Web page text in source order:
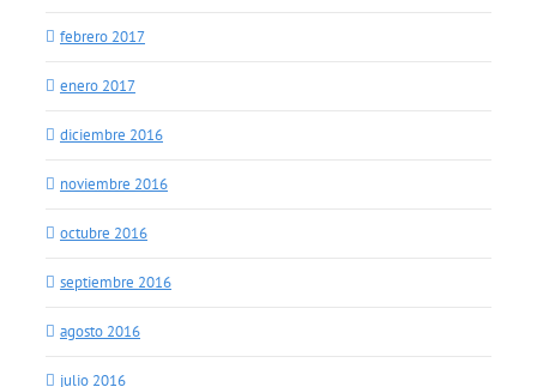
febrero 2017
enero 2017
diciembre 2016
noviembre 2016
octubre 2016
septiembre 2016
agosto 2016
julio 2016